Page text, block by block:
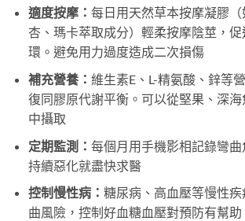
適度按摩： 每日用天然草本按摩凝膠
杏、瑪卡萃取成分）輕柔按摩陰莖，
環。避免用力過度造成二次損傷
補充營養： 維生素E、L-精氨酸、鋅等
復同膠原代謝平衡。可以從堅果、深
中攝取
定期監測： 每個月用手機影相記錄彎
持續惡化就盡快求醫
控制慢性病： 糖尿病、高血壓等慢性
曲風險，控制好血糖血壓對預防有幫助